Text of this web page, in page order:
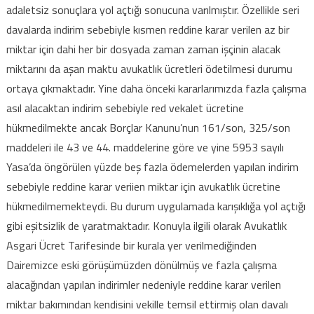
adaletsiz sonuçlara yol açtığı sonucuna varılmıştır. Özellikle seri
davalarda indirim sebebiyle kısmen reddine karar verilen az bir
miktar için dahi her bir dosyada zaman zaman işçinin alacak
miktarını da aşan maktu avukatlık ücretleri ödetilmesi durumu
ortaya çıkmaktadır. Yine daha önceki kararlarımızda fazla çalışma
asıl alacaktan indirim sebebiyle red vekalet ücretine
hükmedilmekte ancak Borçlar Kanunu’nun 161/son, 325/son
maddeleri ile 43 ve 44. maddelerine göre ve yine 5953 sayılı
Yasa’da öngörülen yüzde beş fazla ödemelerden yapılan indirim
sebebiyle reddine karar veriien miktar için avukatlık ücretine
hükmedilmemekteydi. Bu durum uygulamada karışıklığa yol açtığı
gibi eşitsizlik de yaratmaktadır. Konuyla ilgili olarak Avukatlık
Asgari Ücret Tarifesinde bir kurala yer verilmediğinden
Dairemizce eski görüşümüzden dönülmüş ve fazla çalışma
alacağından yapılan indirimler nedeniyle reddine karar verilen
miktar bakımından kendisini vekille temsil ettirmiş olan davalı